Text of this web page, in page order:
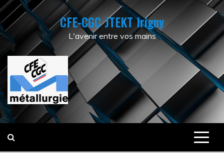
Skip
to
content
CFE-CGC JTEKT Irigny
L'avenir entre vos mains